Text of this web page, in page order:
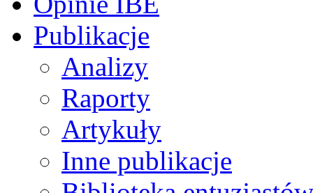
Publikacje
Analizy
Raporty
Artykuły
Inne publikacje